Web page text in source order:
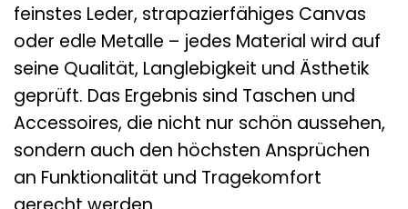
feinstes Leder, strapazierfähiges Canvas
oder edle Metalle – jedes Material wird auf
seine Qualität, Langlebigkeit und Ästhetik
geprüft. Das Ergebnis sind Taschen und
Accessoires, die nicht nur schön aussehen,
sondern auch den höchsten Ansprüchen
an Funktionalität und Tragekomfort